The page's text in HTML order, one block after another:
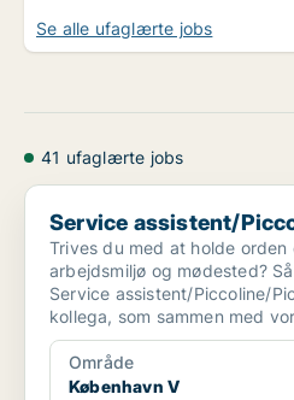
Se alle ufaglærte jobs
41 ufaglærte jobs
Service assistent/Piccoline/
Service assistent/
Trives du med at holde
arbejdsmiljø og mødested?
Service assistent/Piccoline/
kollega, som sammen med
Område
København V